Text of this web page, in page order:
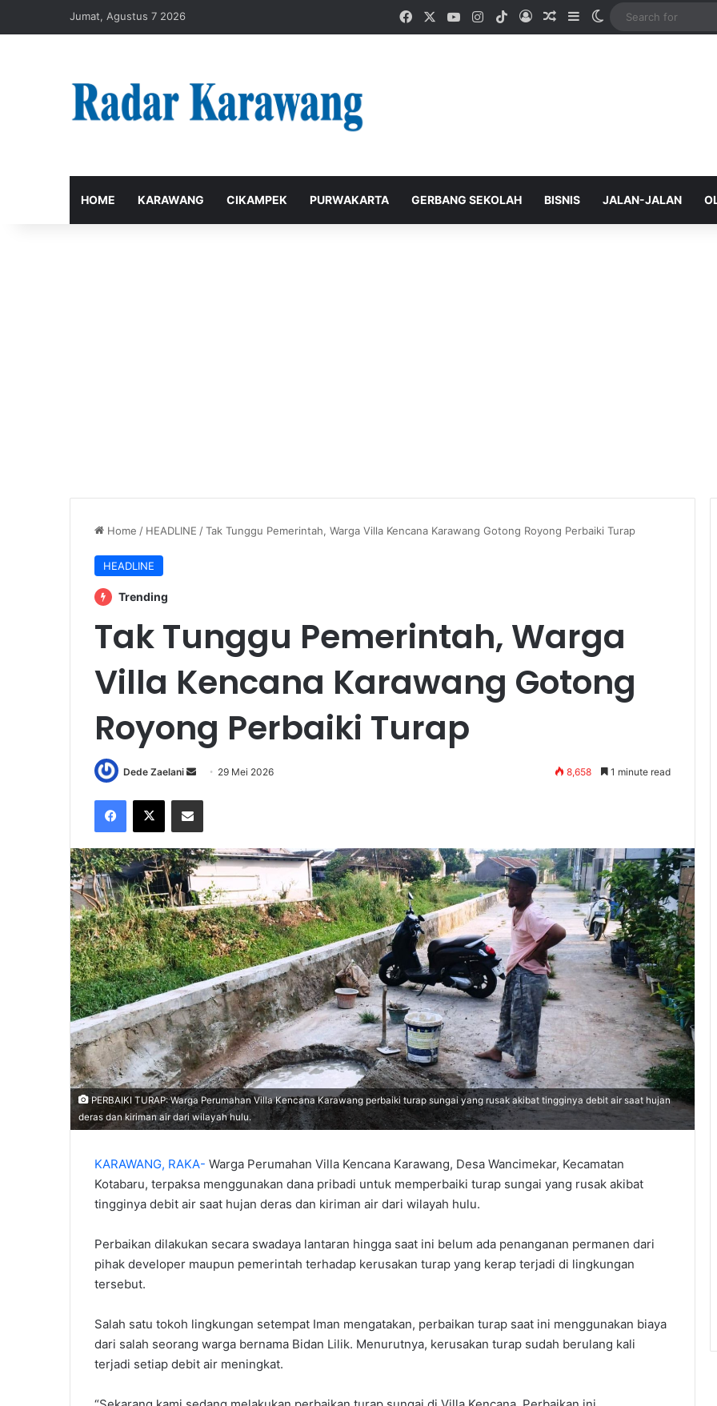
Jumat, Agustus 7 2026 FacebookYouTubeInstagram
TikTokLog InRandom Article
SidebarSwitch skin
HOME KARAWANG CIKAMPEK PURWAKARTA GERBANG SEKOLAH BISNIS JALAN-JALAN
Home / HEADLINE /Tak Tunggu Pemerintah, Warga Villa Kencana Karawang Gotong Royong Perbaiki Turap
HEADLINE
Trending
Tak Tunggu Pemerintah, Warga
Villa Kencana Karawang Gotong
Royong Perbaiki Turap
Dede Zaelani
Send 29 Mei 2026 8,658 1 minute read
Facebook
X Share via Email
PERBAIKI TURAP: Warga Perumahan Villa Kencana Karawang perbaiki turap sungai yang rusak akibat tingginya debit air saat hujan
deras dan kiriman air dari wilayah hulu.
KARAWANG, RAKA- Warga Perumahan Villa Kencana Karawang, Desa Wancimekar, Kecamatan
Kotabaru, terpaksa menggunakan dana pribadi untuk memperbaiki turap sungai yang rusak akibat
tingginya debit air saat hujan deras dan kiriman air dari wilayah hulu.
‎Perbaikan dilakukan secara swadaya lantaran hingga saat ini belum ada penanganan permanen dari
pihak developer maupun pemerintah terhadap kerusakan turap yang kerap terjadi di lingkungan
tersebut.
‎Salah satu tokoh lingkungan setempat Iman mengatakan, perbaikan turap saat ini menggunakan biaya
dari salah seorang warga bernama Bidan Lilik. Menurutnya, kerusakan turap sudah berulang kali
terjadi setiap debit air meningkat. ‎